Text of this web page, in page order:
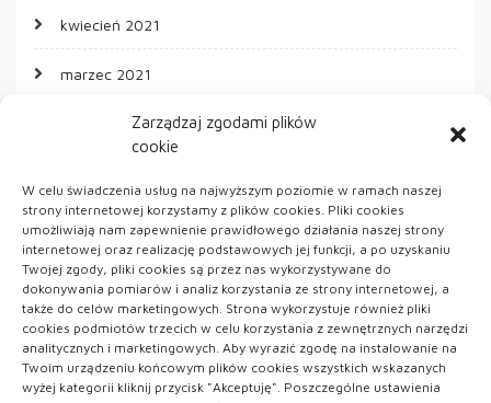
Zarządzaj zgodami plików
cookie
W celu świadczenia usług na najwyższym poziomie w ramach naszej
strony internetowej korzystamy z plików cookies. Pliki cookies
umożliwiają nam zapewnienie prawidłowego działania naszej strony
internetowej oraz realizację podstawowych jej funkcji, a po uzyskaniu
Twojej zgody, pliki cookies są przez nas wykorzystywane do
dokonywania pomiarów i analiz korzystania ze strony internetowej, a
także do celów marketingowych. Strona wykorzystuje również pliki
cookies podmiotów trzecich w celu korzystania z zewnętrznych narzędzi
analitycznych i marketingowych. Aby wyrazić zgodę na instalowanie na
Twoim urządzeniu końcowym plików cookies wszystkich wskazanych
wyżej kategorii kliknij przycisk "Akceptuję". Poszczególne ustawienia
kwiecień 2021
marzec 2021
ARTYKUŁ SPONSOROWANY
Kobieta
Uroda
Zdrowie